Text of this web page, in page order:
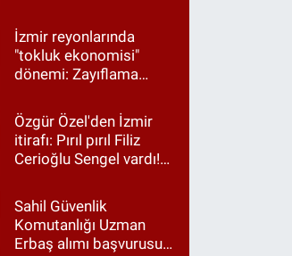
İzmir reyonlarında
"tokluk ekonomisi"
dönemi: Zayıflama
harcamalarını vurdu!
Özgür Özel'den İzmir
itirafı: Pırıl pırıl Filiz
Cerioğlu Sengel vardı!
Tugay birinci çıktı
Sahil Güvenlik
Komutanlığı Uzman
Erbaş alımı başvurusu